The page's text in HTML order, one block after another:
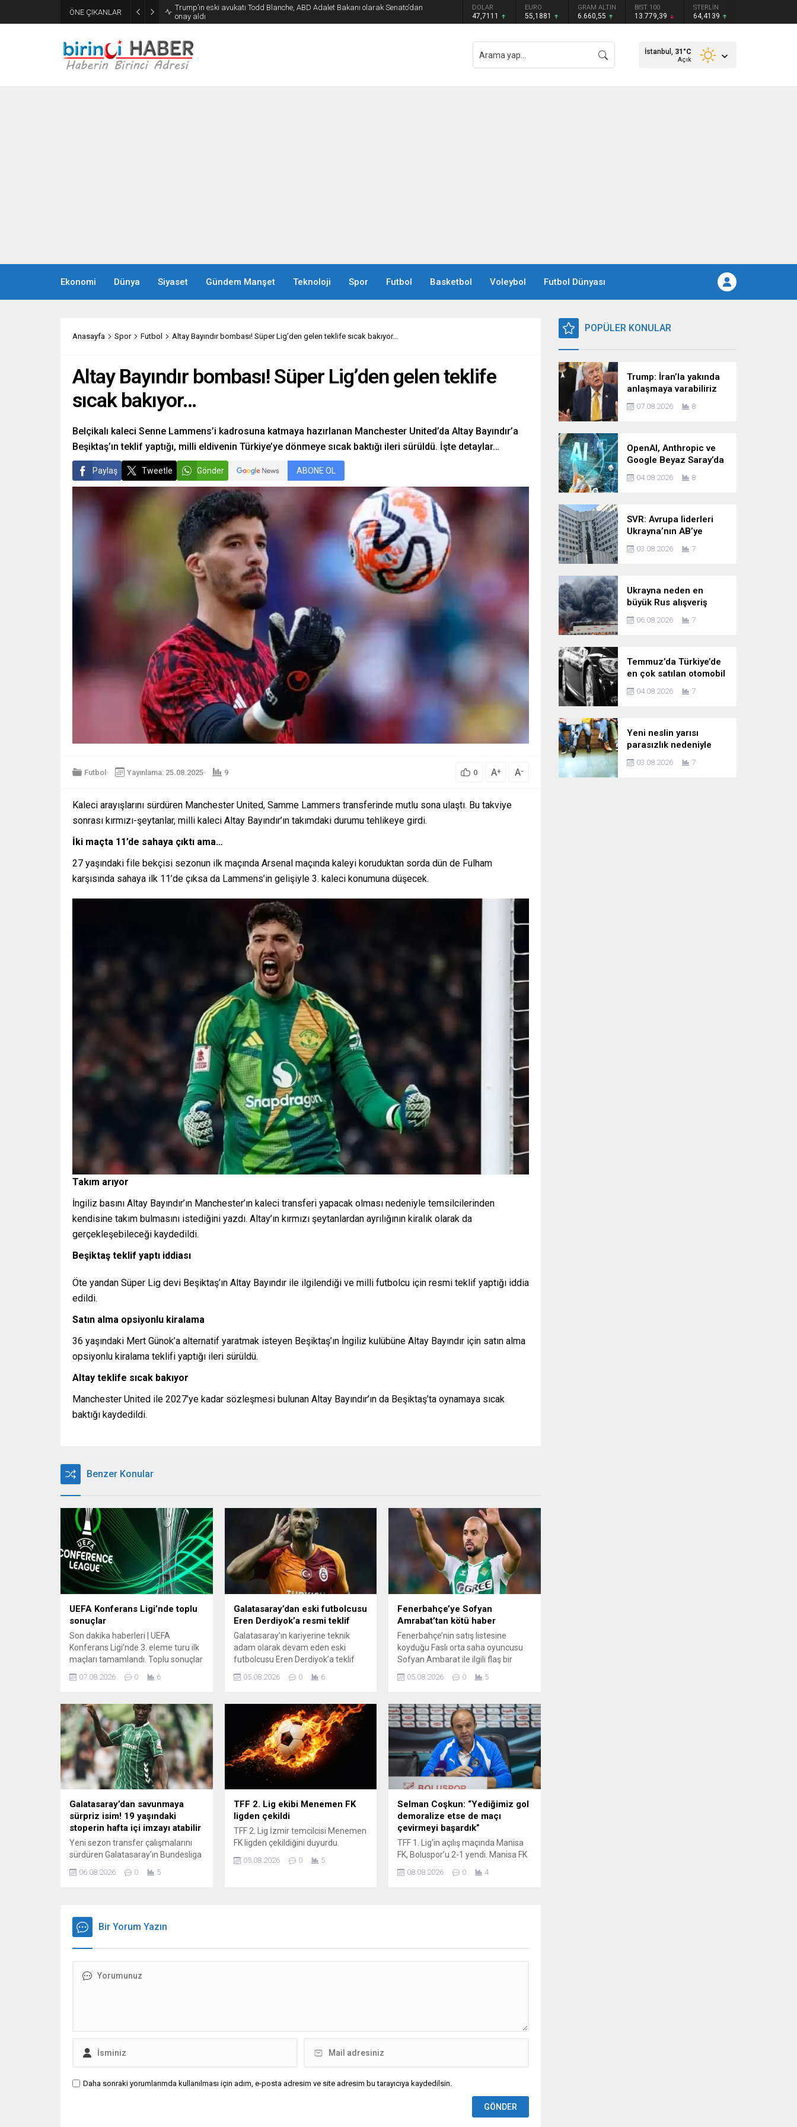
ÖNE ÇIKANLAR
Trump’ın eski avukatı Todd Blanche, ABD Adalet Bakanı olarak Senato’dan
onay aldı
DOLAR
47,7111
EURO
55,1881
GRAM ALTIN
6.660,55
BIST 100
13.779,39
STERLİN
64,4139
İstanbul, 31 °C
Açık
Ekonomi Dünya Siyaset Gündem Manşet Teknoloji Spor Futbol Basketbol Voleybol Futbol Dünyası
Anasayfa Spor Futbol Altay Bayındır bombası! Süper Lig’den gelen teklife sıcak bakıyor…
Altay Bayındır bombası! Süper Lig’den gelen teklife
sıcak bakıyor…
Belçikalı kaleci Senne Lammens’i kadrosuna katmaya hazırlanan Manchester United’da Altay Bayındır’a
Beşiktaş’ın teklif yaptığı, milli eldivenin Türkiye’ye dönmeye sıcak baktığı ileri sürüldü. İşte detaylar…
Paylaş Tweetle Gönder ABONE OL
Futbol Yayınlama: 25.08.2025 9 0 A+ A-
Kaleci arayışlarını sürdüren Manchester United, Samme Lammers transferinde mutlu sona ulaştı. Bu takviye
sonrası kırmızı-şeytanlar, milli kaleci Altay Bayındır’ın takımdaki durumu tehlikeye girdi.
İki maçta 11’de sahaya çıktı ama…
27 yaşındaki file bekçisi sezonun ilk maçında Arsenal maçında kaleyi koruduktan sorda dün de Fulham
karşısında sahaya ilk 11’de çıksa da Lammens’in gelişiyle 3. kaleci konumuna düşecek.
Takım arıyor
İngiliz basını Altay Bayındır’ın Manchester’ın kaleci transferi yapacak olması nedeniyle temsilcilerinden
kendisine takım bulmasını istediğini yazdı. Altay’ın kırmızı şeytanlardan ayrılığının kiralık olarak da
gerçekleşebileceği kaydedildi.
Beşiktaş teklif yaptı iddiası
Öte yandan Süper Lig devi Beşiktaş’ın Altay Bayındır ile ilgilendiği ve milli futbolcu için resmi teklif yaptığı iddia
edildi.
Satın alma opsiyonlu kiralama
36 yaşındaki Mert Günok’a alternatif yaratmak isteyen Beşiktaş’ın İngiliz kulübüne Altay Bayındır için satın alma
opsiyonlu kiralama teklifi yaptığı ileri sürüldü.
Altay teklife sıcak bakıyor
Manchester United ile 2027’ye kadar sözleşmesi bulunan Altay Bayındır’ın da Beşiktaş’ta oynamaya sıcak
baktığı kaydedildi.
Benzer Konular
UEFA Konferans Ligi’nde toplu
sonuçlar
Son dakika haberleri | UEFA
Konferans Ligi’nde 3. eleme turu ilk
maçları tamamlandı. Toplu sonuçlar
07.08.2026 0 6
Galatasaray’dan eski futbolcusu
Eren Derdiyok’a resmi teklif
Galatasaray’ın kariyerine teknik
adam olarak devam eden eski
futbolcusu Eren Derdiyok’a teklif
05.08.2026 0 6
Fenerbahçe’ye Sofyan
Amrabat’tan kötü haber
Fenerbahçe’nin satış listesine
koyduğu Faslı orta saha oyuncusu
Sofyan Ambarat ile ilgili flaş bir
05.08.2026 0 5
Galatasaray’dan savunmaya
sürpriz isim! 19 yaşındaki
stoperin hafta içi imzayı atabilir
Yeni sezon transfer çalışmalarını
sürdüren Galatasaray’ın Bundesliga
stoperi Karim Coulibaly’i gündemine
06.08.2026 0 5
TFF 2. Lig ekibi Menemen FK
ligden çekildi
TFF 2. Lig İzmir temcilcisi Menemen
FK ligden çekildiğini duyurdu.
05.08.2026 0 5
Selman Coşkun: “Yediğimiz gol
demoralize etse de maçı
çevirmeyi başardık”
TFF 1. Lig’in açılış maçında Manisa
FK, Boluspor’u 2-1 yendi. Manisa FK
maçın ardından açıklama yaptı.
08.08.2026 0 4
Bir Yorum Yazın
Daha sonraki yorumlarımda kullanılması için adım, e-posta adresim ve site adresim bu tarayıcıya kaydedilsin.
POPÜLER KONULAR
Trump: İran’la yakında
anlaşmaya varabiliriz
07.08.2026 8
OpenAI, Anthropic ve
Google Beyaz Saray’da
yapay zekâ güvenliği
zirvesine katılacak
04.08.2026 8
SVR: Avrupa liderleri
Ukrayna’nın AB’ye
katılımını kesin bir dille
reddediyor
03.08.2026 7
Ukrayna neden en
büyük Rus alışveriş
sitesine saldırıyor?
06.08.2026 7
Temmuz’da Türkiye’de
en çok satılan otomobil
markaları
04.08.2026 7
Yeni neslin yarısı
parasızlık nedeniyle
çocuk planını erteliyor
03.08.2026 7